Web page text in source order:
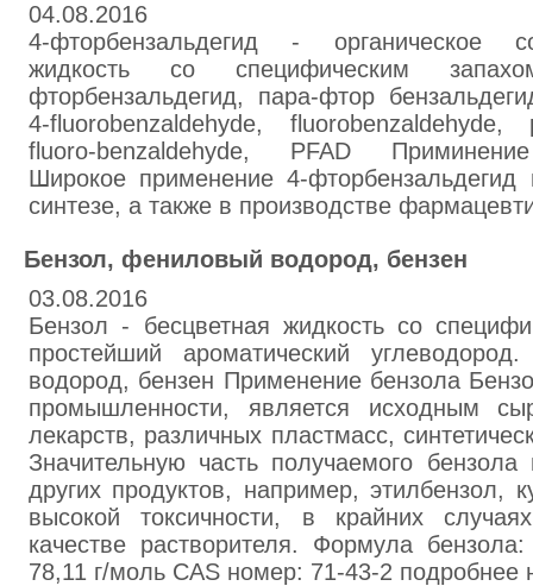
04.08.2016
4-фторбензальдегид - органическое
жидкость со специфическим
фторбензальдегид, пара-фтор
4-fluorobenzaldehyde, fluorobenzaldehyde,
fluoro-benzaldehyde, PFAD
Широкое применение 4-фторбензальдегид
синтезе, а также в производстве
Бензол, фениловый водород, бензен
03.08.2016
Бензол - бесцветная жидкость со
простейший ароматический
водород, бензен Применение бензола
промышленности, является исходным
лекарств, различных пластмасс,
Значительную часть получаемого
других продуктов, например, этилбензол,
высокой токсичности, в крайних
качестве растворителя. Формула
78,11 г/моль CAS номер: 71-43-2 подробнее